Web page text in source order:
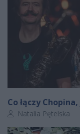
Co łączy
Autor artykułu:
Natalia Pętelska